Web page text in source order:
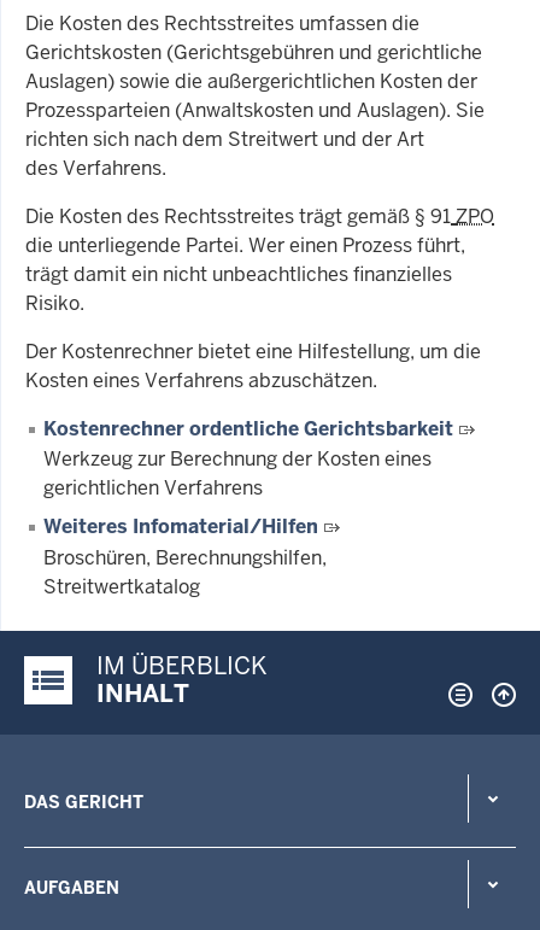
Die Kosten des Rechtsstreites umfassen die
Gerichtskosten (Gerichtsgebühren und gerichtliche
Auslagen) sowie die außergerichtlichen Kosten der
Prozessparteien (Anwaltskosten und Auslagen). Sie
richten sich nach dem Streitwert und der Art
des Verfahrens.
Die Kosten des Rechtsstreites trägt gemäß § 91ZPO
die unterliegende Partei. Wer einen Prozess führt,
trägt damit ein nicht unbeachtliches finanzielles
Risiko.
Der Kostenrechner bietet eine Hilfestellung, um die
Kosten eines Verfahrens abzuschätzen.
Kostenrechner ordentliche Gerichtsbarkeit
Werkzeug zur Berechnung der Kosten eines
gerichtlichen Verfahrens
Weiteres Infomaterial/Hilfen
Broschüren, Berechnungshilfen,
Streitwertkatalog
Justiz-Portal im Überblick:
IM ÜBERBLICK
INHALT
DAS GERICHT
AUFGABEN